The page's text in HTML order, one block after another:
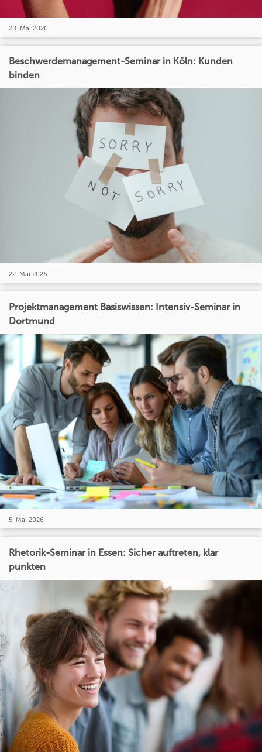
28. Mai 2026
Beschwerdemanagement-Seminar in Köln: Kunden
binden
22. Mai 2026
Projektmanagement Basiswissen: Intensiv-Seminar in
Dortmund
5. Mai 2026
Rhetorik-Seminar in Essen: Sicher auftreten, klar
punkten